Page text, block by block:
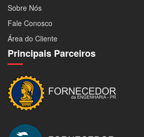
Sobre Nós
Fale Conosco
Área do Cliente
Principais Parceiros